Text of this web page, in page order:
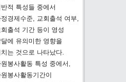
반적 특성들 중에서
정경제수준, 교회출석 여부,
회출석 기간 등이 영성
달에 유의미한 영향을
치는 것으로 나타났다.
원봉사활동 특성 중에서,
원봉사활동기간이